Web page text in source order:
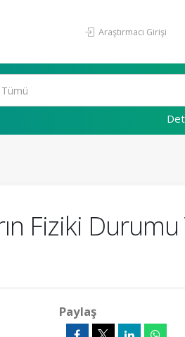
Araştırmacı Girişi
Fiziki Durumu
Paylaş